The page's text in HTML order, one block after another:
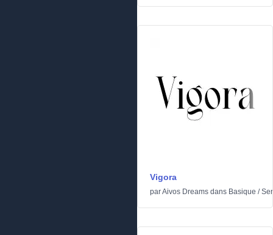
Vigora
parAivos Dreams dans Basique /